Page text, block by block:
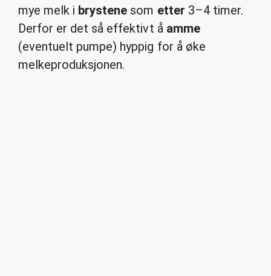
mye melk i brystene som etter 3–4 timer.
Derfor er det så effektivt å amme
(eventuelt pumpe) hyppig for å øke
melkeproduksjonen.